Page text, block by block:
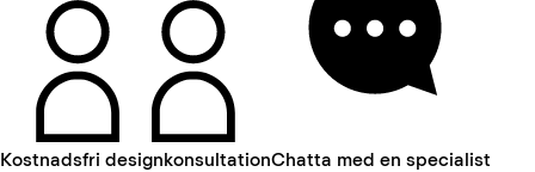
Kostnadsfri designkonsultationChatta med en specialist